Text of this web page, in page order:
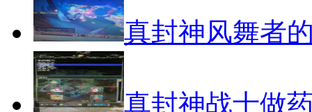
真封神风舞者
真封神战士做